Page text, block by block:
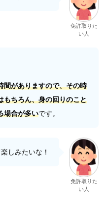
免許取りた
い人
間がありますので、その時
もちろん、身の回りのこと
場合が多いです。
しみたいな！
免許取りた
い人